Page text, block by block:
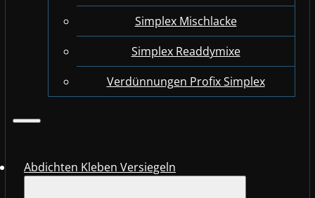
Simplex Mischlacke
Simplex Readdymixe
Verdünnungen Profix Simplex
Abdichten Kleben Versiegeln